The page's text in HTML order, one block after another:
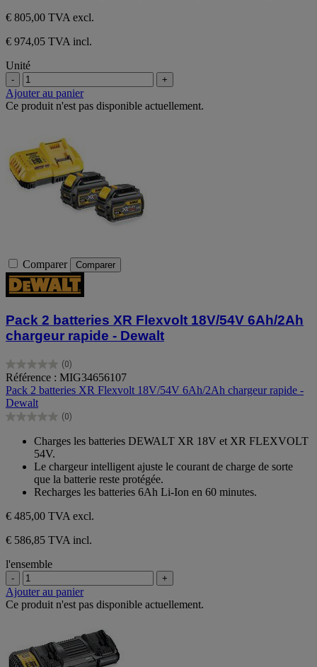
€ 805,00 TVA excl.
€ 974,05 TVA incl.
Unité
- +
Ajouter au panier
Ce produit n'est pas disponible actuellement.
Comparer Comparer
Pack 2 batteries XR Flexvolt 18V/54V 6Ah/2Ah
chargeur rapide - Dewalt
(0)
0.0
sur
5
étoiles.
Référence : MIG34656107
Pack 2 batteries XR Flexvolt 18V/54V 6Ah/2Ah chargeur rapide -
Dewalt
(0)
0.0
étoiles.
Charges les batteries DEWALT XR 18V et XR FLEXVOLT
54V.
Le chargeur intelligent ajuste le courant de charge de sorte
que la batterie reste protégée.
Recharges les batteries 6Ah Li-Ion en 60 minutes.
€ 485,00 TVA excl.
€ 586,85 TVA incl.
l'ensemble
- +
Ajouter au panier
Ce produit n'est pas disponible actuellement.